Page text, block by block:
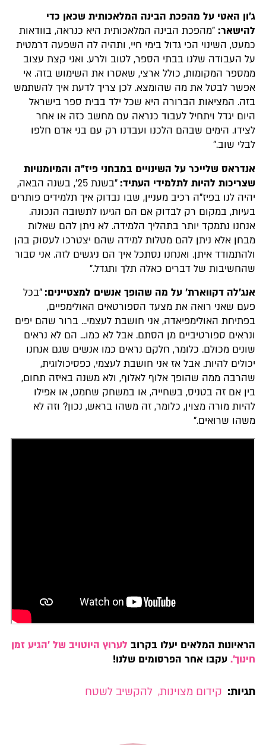
ג'ון האטי על מהפכת הבינה המלאכותית שכאן כדי
להישאר: "מהפכת הבינה המלאכותית היא כנראה, בוודאות
כמעט, השינוי הכי גדול בימי חיי, ותהיה לה השפעה דרמטית
על העבודה שלנו בבתי הספר, לטוב ולרע. ואני קצת עצוב
ממספר המקומות, כולל ארצי, שאסרו את השימוש בזה. אי
אפשר לבטל את מה שהומצא. לכן צריך לדעת איך להשתמש
בזה. המציאות הברורה היא שכל ילד בבית ספר בישראל
היום יגדל ויתחיל לעבוד כנראה עם מחשב כזה או אחר
לצידו. הימים שבהם הלכנו ועבדנו רק עם בני אדם חלפו
לבלי שוב."
אנדראס שלייכר על השינויים במבחני פיז"ה והמיומנויות
שצריכות להיות לתלמידי העתיד:
"בשנת 25', בשנה הבאה,
יהיה לנו בפיז"ה רכיב מעניין, שבו נבדוק איך תלמידים פותרים
בעיות, במקום רק לבדוק אם הם הגיעו לתשובה הנכונה.
אנחנו נתמקד יותר בתהליך הלמידה. לא ניתן להם שאלות
מבחן אלא ניתן להם מטלות למידה שהם יצטרכו לעסוק בהן
ולהתמודד איתן. ואנחנו נסתכל איך הם ניגשים לזה. אני סבור
שהחשיבות של דברים כאלה תלך ותגדל."
אנג'לה דקווארת' על מה שהופך אנשים למצטיינים: "בכל
פעם שאני רואה את מצעד הספורטאים האולימפיים,
בפתיחת האולימפיאדה, אני חושבת לעצמי... ברור שהם יפים
ונראים ספורטיביים מן הסתם. אבל לא כמו... הם לא נראים
שונים מכולם. כלומר, חלקם נראים כמו אנשים שגם אנחנו
יכולים להיות. אבל אז אני חושבת לעצמי, כפסיכולוגית,
שהרבה ממה שהופך אלוף לאלוף, ולא משנה באיזה תחום,
בין אם זה בטניס, בשחייה, או במשחק שחמט, או אפילו
להיות מורה מצוין, כלומר, זה משהו בראש, נכון? וזה לא
משהו שרואים."
הראיונות המלאים יעלו בקרוב לערוץ היוטויב של 'הגיע זמן
חינוך'.עקבו אחר הפרסומים שלנו!
תגיות: קידום מצוינות, להקשיב לשטח